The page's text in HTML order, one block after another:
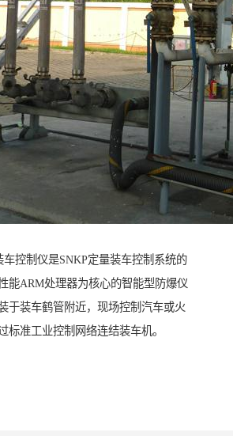
车控制仪是SNKP定量装车控制系统的
能ARM处理器为核心的智能型防爆仪
于装车鹤管附近，现场控制汽车或火
标准工业控制网络连结装车机。